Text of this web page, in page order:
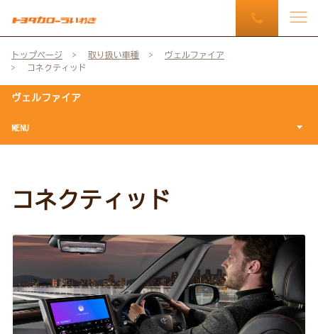
トップページ 取り扱い車種
ヴェルファイア
コネクティッド
ヴェルファイア
MENU
コネクティッド